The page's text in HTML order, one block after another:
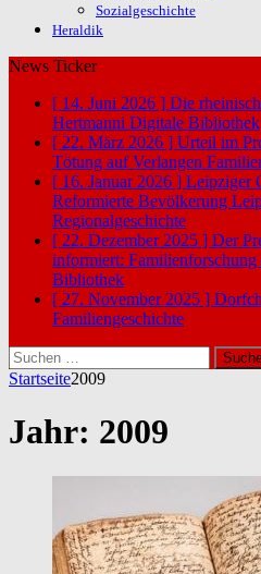
Sozialgeschichte
Heraldik
News Ticker
[ 14. Juni 2026 ] Die
Hertmanni Digitale Bibliothek
[ 22. März 2026 ] Urteil im
Tötung auf Verlangen
[ 16. Januar 2026 ] Leipziger
Reformierte Bevölkerung
Regionalgeschichte
[ 22. Dezember 2025 ] Der
informiert: Familienforschung
Bibliothek
[ 27. November 2025 ]
Familiengeschichte
Suchen
nach:
Startseite2009
Jahr: 2009